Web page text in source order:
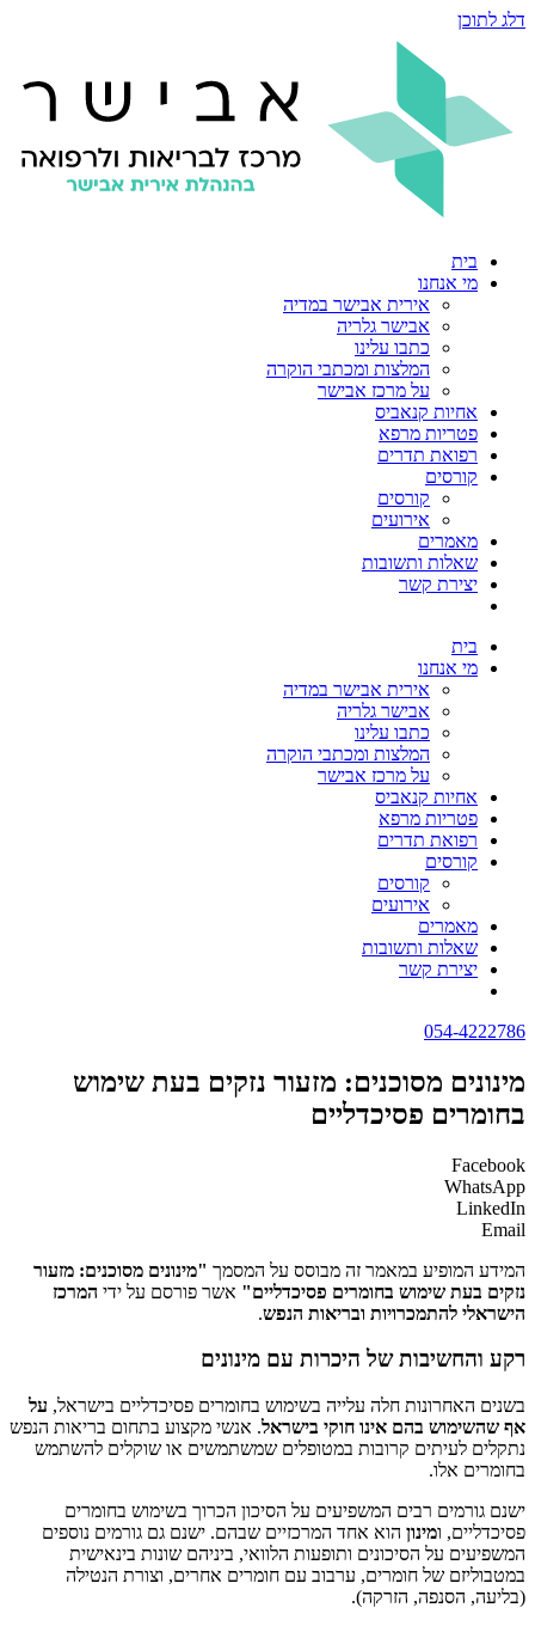
דלג לתוכן
בית
מי אנחנו
אירית אבישר במדיה
אבישר גלריה
כתבו עלינו
המלצות ומכתבי הוקרה
על מרכז אבישר
אחיות קנאביס
פטריות מרפא
רפואת תדרים
קורסים
קורסים
אירועים
מאמרים
שאלות ותשובות
יצירת קשר
בית
מי אנחנו
אירית אבישר במדיה
אבישר גלריה
כתבו עלינו
המלצות ומכתבי הוקרה
על מרכז אבישר
אחיות קנאביס
פטריות מרפא
רפואת תדרים
קורסים
קורסים
אירועים
מאמרים
שאלות ותשובות
יצירת קשר
054-4222786
מינונים מסוכנים: מזעור נזקים בעת שימוש
בחומרים פסיכדליים
Facebook
WhatsApp
LinkedIn
Email
המידע המופיע במאמר זה מבוסס על המסמך "מינונים מסוכנים: מזעור
נזקים בעת שימוש בחומרים פסיכדליים" אשר פורסם על ידי המרכז
הישראלי להתמכרויות ובריאות הנפש.
רקע והחשיבות של היכרות עם מינונים
בשנים האחרונות חלה עלייה בשימוש בחומרים פסיכדליים בישראל, על
אף שהשימוש בהם אינו חוקי בישראל. אנשי מקצוע בתחום בריאות הנפש
נתקלים לעיתים קרובות במטופלים שמשתמשים או שוקלים להשתמש
בחומרים אלו.
ישנם גורמים רבים המשפיעים על הסיכון הכרוך בשימוש בחומרים
פסיכדליים, ומינון הוא אחד המרכזיים שבהם. ישנם גם גורמים נוספים
המשפיעים על הסיכונים ותופעות הלוואי, ביניהם שונות בינאישית
במטבוליזם של חומרים, ערבוב עם חומרים אחרים, וצורת הנטילה
(בליעה, הסנפה, הזרקה).